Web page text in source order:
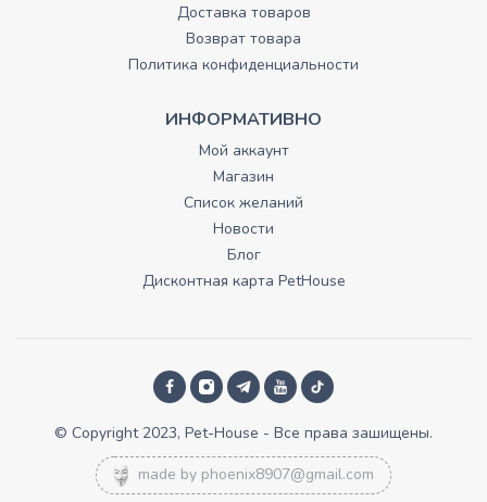
Доставка товаров
Возврат товара
Политика конфиденциальности
ИНФОРМАТИВНО
Мой аккаунт
Магазин
Список желаний
Новости
Блог
Дисконтная карта PetHouse
© Copyright 2023, Pet-House - Все права зашищены.
made by phoenix8907@gmail.com